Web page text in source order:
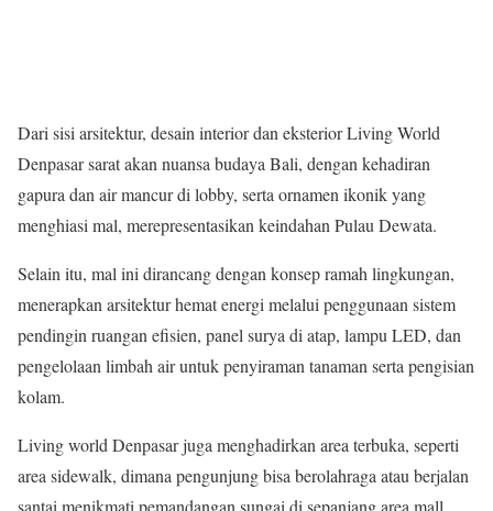
Dari sisi arsitektur, desain interior dan eksterior Living World
Denpasar sarat akan nuansa budaya Bali, dengan kehadiran
gapura dan air mancur di lobby, serta ornamen ikonik yang
menghiasi mal, merepresentasikan keindahan Pulau Dewata. ​
Selain itu, mal ini dirancang dengan konsep ramah lingkungan,
menerapkan arsitektur hemat energi melalui penggunaan sistem
pendingin ruangan efisien, panel surya di atap, lampu LED, dan
pengelolaan limbah air untuk penyiraman tanaman serta pengisian
kolam.
Living world Denpasar juga menghadirkan area terbuka, seperti
area sidewalk, dimana pengunjung bisa berolahraga atau berjalan